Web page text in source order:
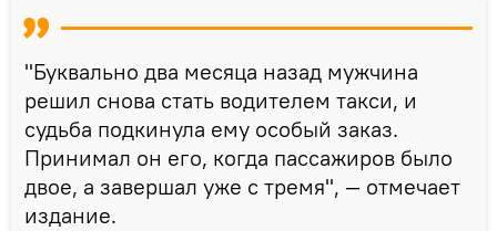
"Буквально два месяца назад мужчина
решил снова стать водителем такси, и
судьба подкинула ему особый заказ.
Принимал он его, когда пассажиров было
двое, а завершал уже с тремя", — отмечает
издание.